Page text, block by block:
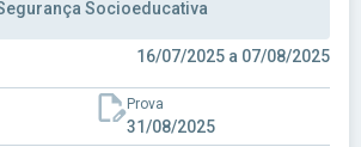
Socioeducativa
16/07/2025 a 07/08/2025
Prova
31/08/2025